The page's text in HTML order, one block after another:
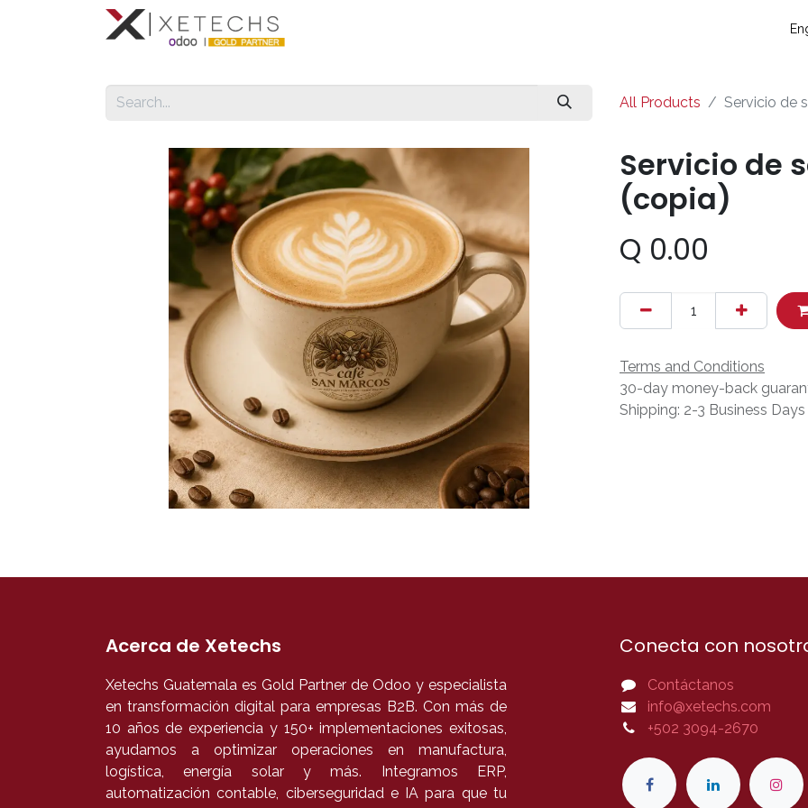
Soporte
All Products Servicio de
Servicio de
(copia)
Q 0.00
Terms and Conditions
30-day money-back
Shipping: 2-3 Business Days
Acerca de Xetechs
Xetechs Guatemala es Gold Partner de Odoo y especialista
en transformación digital para empresas B2B. Con más de
10 años de experiencia y 150+ implementaciones exitosas,
ayudamos a optimizar operaciones en manufactura,
logística, energía solar y más. Integramos ERP,
automatización contable, ciberseguridad e IA para que tu
Conecta con
Contáctanos
info@xetechs.com
+502 3094-2670